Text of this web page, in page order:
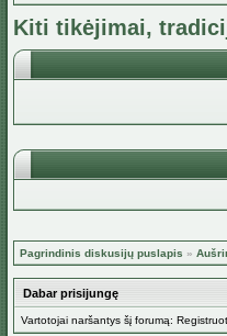
Kiti tikėjimai,
Pagrindinis diskusijų puslapis »
Dabar prisijungę
Vartotojai naršantys šį forumą: